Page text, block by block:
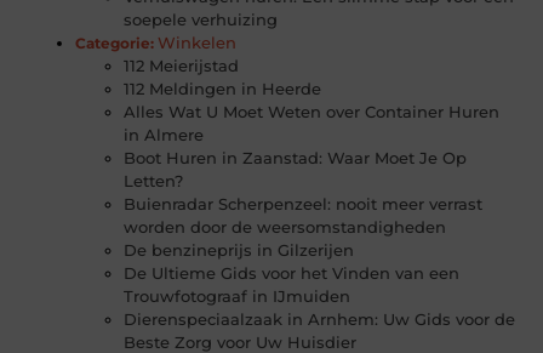
soepele verhuizing
Categorie: Winkelen
112 Meierijstad
112 Meldingen in Heerde
Alles Wat U Moet Weten over Container Huren
in Almere
Boot Huren in Zaanstad: Waar Moet Je Op
Letten?
Buienradar Scherpenzeel: nooit meer verrast
worden door de weersomstandigheden
De benzineprijs in Gilzerijen
De Ultieme Gids voor het Vinden van een
Trouwfotograaf in IJmuiden
Dierenspeciaalzaak in Arnhem: Uw Gids voor de
Beste Zorg voor Uw Huisdier